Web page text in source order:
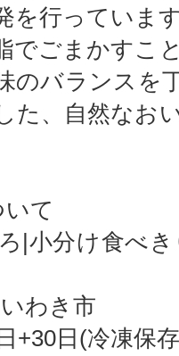
を行っていま
でごまかすこ
のバランスを
た、自然なお
て
|小分け食べ
わき市
日(冷凍保